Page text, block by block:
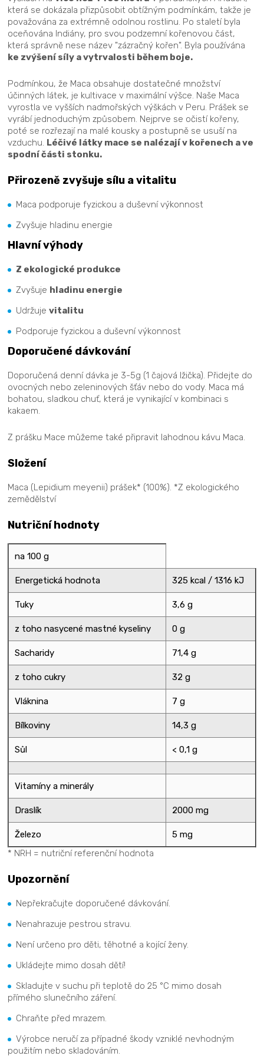
která se dokázala přizpůsobit obtížným podmínkám, takže je
považována za extrémně odolnou rostlinu. Po staletí byla
oceňována Indiány, pro svou podzemní kořenovou část,
která správně nese název "zázračný kořen". Byla používána
ke zvýšení síly a vytrvalosti během boje.
Podmínkou, že Maca obsahuje dostatečné množství
účinných látek, je kultivace v maximální výšce. Naše Maca
vyrostla ve vyšších nadmořských výškách v Peru. Prášek se
vyrábí jednoduchým způsobem. Nejprve se očistí kořeny,
poté se rozřezají na malé kousky a postupně se usuší na
vzduchu. Léčivé látky mace se nalézají v kořenech a ve
spodní části stonku.
Přirozeně zvyšuje sílu a vitalitu
Maca podporuje fyzickou a duševní výkonnost
Zvyšuje hladinu energie
Hlavní výhody
Z ekologické produkce
Zvyšuje hladinu energie
Udržuje vitalitu
Podporuje fyzickou a duševní výkonnost
Doporučené dávkování
Doporučená denní dávka je 3-5g (1 čajová lžička). Přidejte do
ovocných nebo zeleninových šťáv nebo do vody. Maca má
bohatou, sladkou chuť, která je vynikající v kombinaci s
kakaem.
Z prášku Mace můžeme také připravit lahodnou kávu Maca.
Složení
Maca (Lepidium meyenii) prášek* (100%). *Z ekologického
zemědělství
Nutriční hodnoty
na 100 g
Energetická hodnota 325 kcal / 1316 kJ
Tuky 3,6 g
z toho nasycené mastné kyseliny 0 g
Sacharidy 71,4 g
z toho cukry 32 g
Vláknina 7 g
Bílkoviny 14,3 g
Sůl < 0,1 g
Vitamíny a minerály
Draslík 2000 mg
Železo
5 mg
* NRH = nutriční referenční hodnota
Upozornění
Nepřekračujte doporučené dávkování.
Nenahrazuje pestrou stravu.
Není určeno pro děti, těhotné a kojící ženy.
Ukládejte mimo dosah dětí!
Skladujte v suchu při teplotě do 25 °C mimo dosah
přímého slunečního záření.
Chraňte před mrazem.
Výrobce neručí za případné škody vzniklé nevhodným
použitím nebo skladováním.